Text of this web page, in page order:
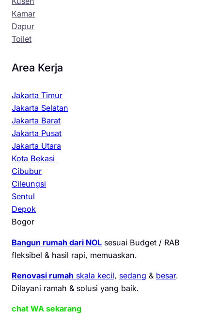
Kamar
Dapur
Toilet
Area Kerja
Jakarta Timur
Jakarta Selatan
Jakarta Barat
Jakarta Pusat
Jakarta Utara
Kota Bekasi
Cibubur
Cileungsi
Sentul
Depok
Bogor
Bangun rumah dari NOL sesuai Budget / RAB
fleksibel & hasil rapi, memuaskan.
Renovasi rumah skala kecil, sedang & besar.
Dilayani ramah & solusi yang baik.
chat WA sekarang